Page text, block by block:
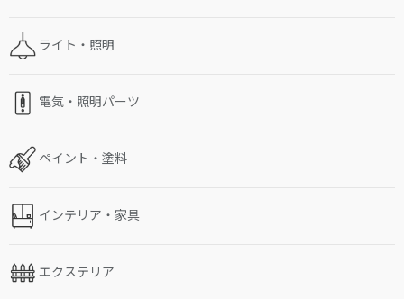
ライト・照明
電気・照明パーツ
ペイント・塗料
インテリア・家具
エクステリア